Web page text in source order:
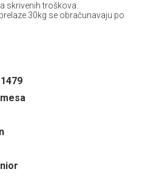
skrivenih troškova.
30kg se obračunavaju po